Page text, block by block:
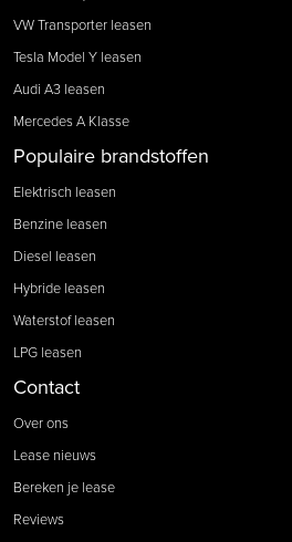
VW Transporter leasen
Tesla Model Y leasen
Audi A3 leasen
Mercedes A Klasse
Populaire brandstoffen
Elektrisch leasen
Benzine leasen
Diesel leasen
Hybride leasen
Waterstof leasen
LPG leasen
Contact
Over ons
Lease nieuws
Bereken je lease
Reviews